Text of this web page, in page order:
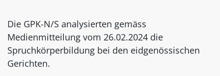
Die GPK-N/S analysierten gemäss
Medienmitteilung vom 26.02.2024 die
Spruchkörperbildung bei den eidgenössischen
Gerichten.